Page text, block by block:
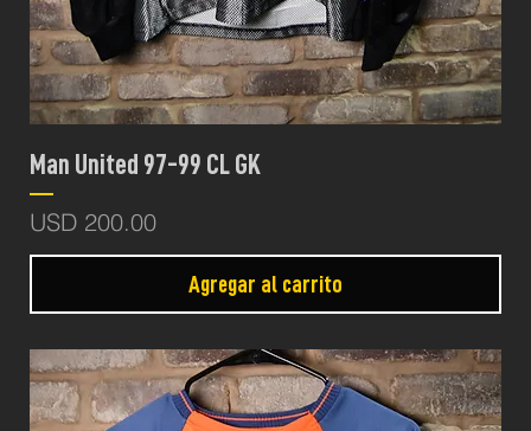
Man United 97-99 CL GK
Precio
USD 200.00
Agregar al carrito